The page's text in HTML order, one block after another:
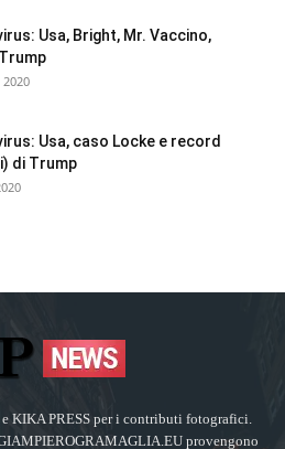
Usa, Bright, Mr. Vaccino,
Usa, caso Locke e record
di Trump
KIKA PRESS per i contributi fotografici.
provengono